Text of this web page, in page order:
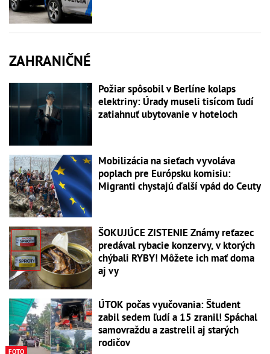
ZAHRANIČNÉ
Požiar spôsobil v Berlíne kolaps
elektriny: Úrady museli tisícom ľudí
zatiahnuť ubytovanie v hoteloch
Mobilizácia na sieťach vyvoláva
poplach pre Európsku komisiu:
Migranti chystajú ďalší vpád do Ceuty
ŠOKUJÚCE ZISTENIE Známy reťazec
predával rybacie konzervy, v ktorých
chýbali RYBY! Môžete ich mať doma
aj vy
FOTO
ÚTOK počas vyučovania: Študent
zabil sedem ľudí a 15 zranil! Spáchal
samovraždu a zastrelil aj starých
rodičov